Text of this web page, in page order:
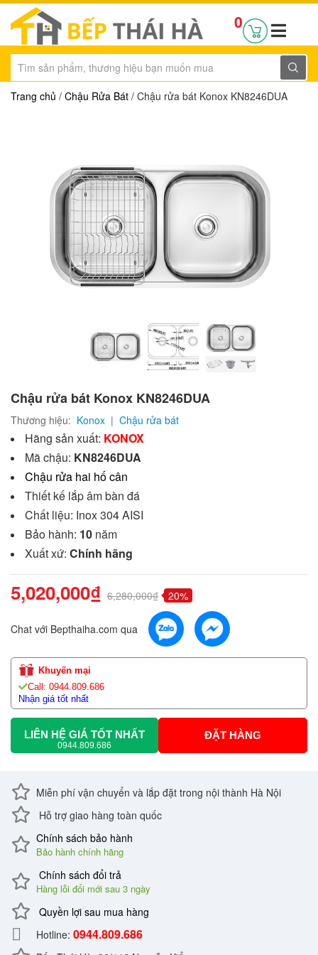
0
Trang chủ / Chậu Rửa Bát / Chậu rửa bát Konox KN8246DUA
Chậu rửa bát Konox KN8246DUA
Thương hiệu: Konox | Chậu rửa bát
Hãng sản xuất: KONOX
Mã chậu: KN8246DUA
Chậu rửa hai hố cân
Thiết kế lắp âm bàn đá
Chất liệu: Inox 304 AISI
Bảo hành: 10 năm
Xuất xứ: Chính hãng
5,020,000₫ 6,280,000₫ 20%
Chat với Bepthaiha.com qua
Khuyến mại
Call: 0944.809.686
Nhận giá tốt nhất
LIÊN HỆ GIÁ TỐT NHẤT
0944.809.686
ĐẶT HÀNG
Miễn phí vận chuyển và lắp đặt trong nội thành Hà Nội
Hỗ trợ giao hàng toàn quốc
Chính sách bảo hành
Bảo hành chính hãng
Chính sách đổi trả
Hàng lỗi đổi mới sau 3 ngày
Quyền lợi sau mua hàng
Hotline: 0944.809.686